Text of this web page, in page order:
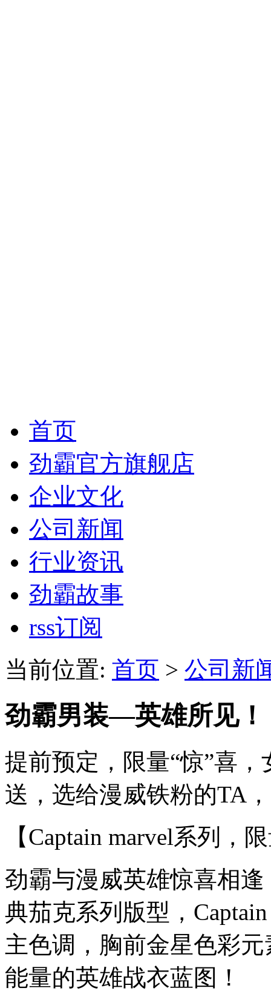
首页
劲霸官方旗舰店
企业文化
公司新闻
行业资讯
劲霸故事
rss订阅
当前位置: 首页 > 公司新
劲霸男装—英雄所见！
提前预定，限量“惊”喜
送，选给漫威铁粉的TA
【Captain marvel系列，
劲霸与漫威英雄惊喜相
典茄克系列版型，
主色调，胸前金星色彩
能量的英雄战衣蓝图！